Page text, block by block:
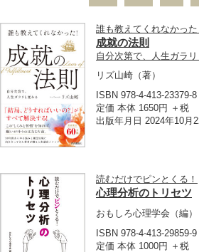
誰も教えてくれなかった
成就の法則
自分次第で、人生ガラ
リズ山崎 （著）
ISBN 978-4-413-23379-8
定価 本体 1650円 ＋税
出版年月日 2024年10月
読むだけでピンとくる！
心理分析のトリセツ
おもしろ心理学会 （編）
ISBN 978-4-413-29859-9
定価 本体 1000円 ＋税